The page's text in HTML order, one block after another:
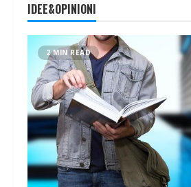
IDEE&OPINIONI
2 MIN READ